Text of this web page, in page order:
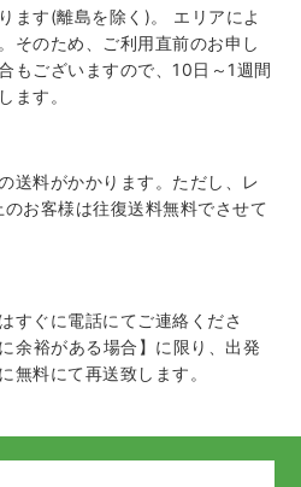
ます(離島を除く)。 エリアによ
そのため、ご利用直前のお申し
もございますので、10日～1週間
ます。
送料がかかります。ただし、レ
お客様は往復送料無料でさせて
すぐに電話にてご連絡くださ
余裕がある場合】に限り、出発
無料にて再送致します。